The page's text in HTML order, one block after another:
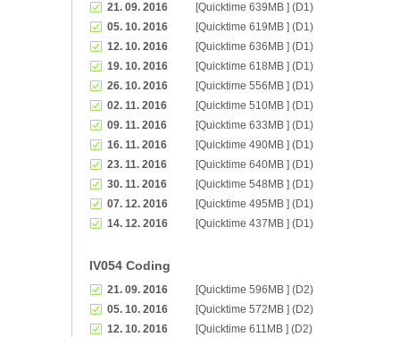
21. 09. 2016
[Quicktime 639MB ] (D1)
05. 10. 2016
[Quicktime 619MB ] (D1)
12. 10. 2016
[Quicktime 636MB ] (D1)
19. 10. 2016
[Quicktime 618MB ] (D1)
26. 10. 2016
[Quicktime 556MB ] (D1)
02. 11. 2016
[Quicktime 510MB ] (D1)
09. 11. 2016
[Quicktime 633MB ] (D1)
16. 11. 2016
[Quicktime 490MB ] (D1)
23. 11. 2016
[Quicktime 640MB ] (D1)
30. 11. 2016
[Quicktime 548MB ] (D1)
07. 12. 2016
[Quicktime 495MB ] (D1)
14. 12. 2016
[Quicktime 437MB ] (D1)
IV054 Coding
21. 09. 2016
[Quicktime 596MB ] (D2)
05. 10. 2016
[Quicktime 572MB ] (D2)
12. 10. 2016
[Quicktime 611MB ] (D2)